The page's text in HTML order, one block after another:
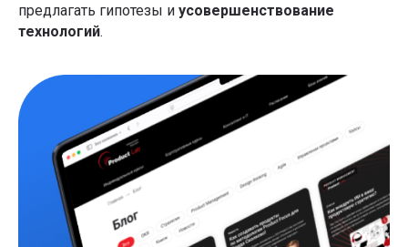
предлагать гипотезы и усовершенствование
технологий.